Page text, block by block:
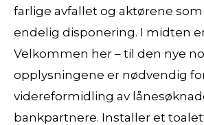
farlige avfallet og aktørene
endelig disponering. I midten
Velkommen her – til den nye
opplysningene er nødvendig
videreformidling av
bankpartnere. Installer et